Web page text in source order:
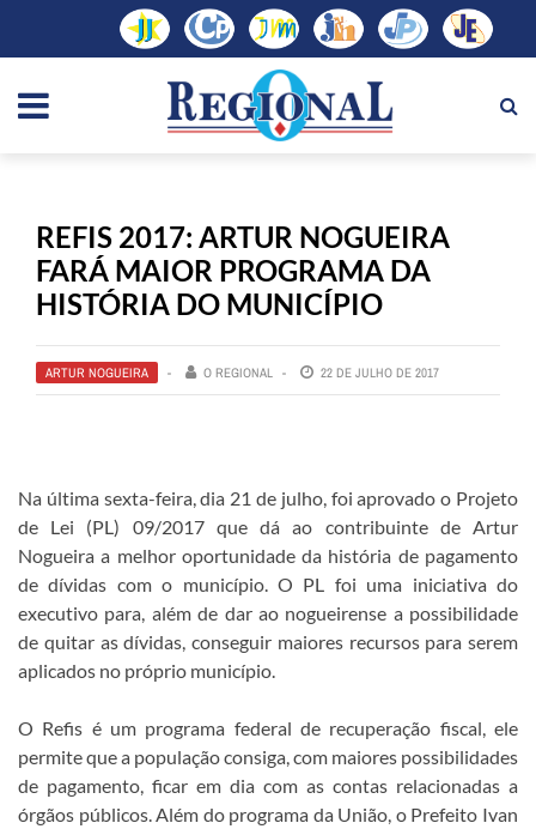
REFIS 2017: ARTUR NOGUEIRA
FARÁ MAIOR PROGRAMA DA
HISTÓRIA DO MUNICÍPIO
ARTUR NOGUEIRA O REGIONAL 22 DE JULHO DE 2017
Na última sexta-feira, dia 21 de julho, foi aprovado o Projeto
de Lei (PL) 09/2017 que dá ao contribuinte de Artur
Nogueira a melhor oportunidade da história de pagamento
de dívidas com o município. O PL foi uma iniciativa do
executivo para, além de dar ao nogueirense a possibilidade
de quitar as dívidas, conseguir maiores recursos para serem
aplicados no próprio município.
O Refis é um programa federal de recuperação fiscal, ele
permite que a população consiga, com maiores possibilidades
de pagamento, ficar em dia com as contas relacionadas a
órgãos públicos. Além do programa da União, o Prefeito Ivan